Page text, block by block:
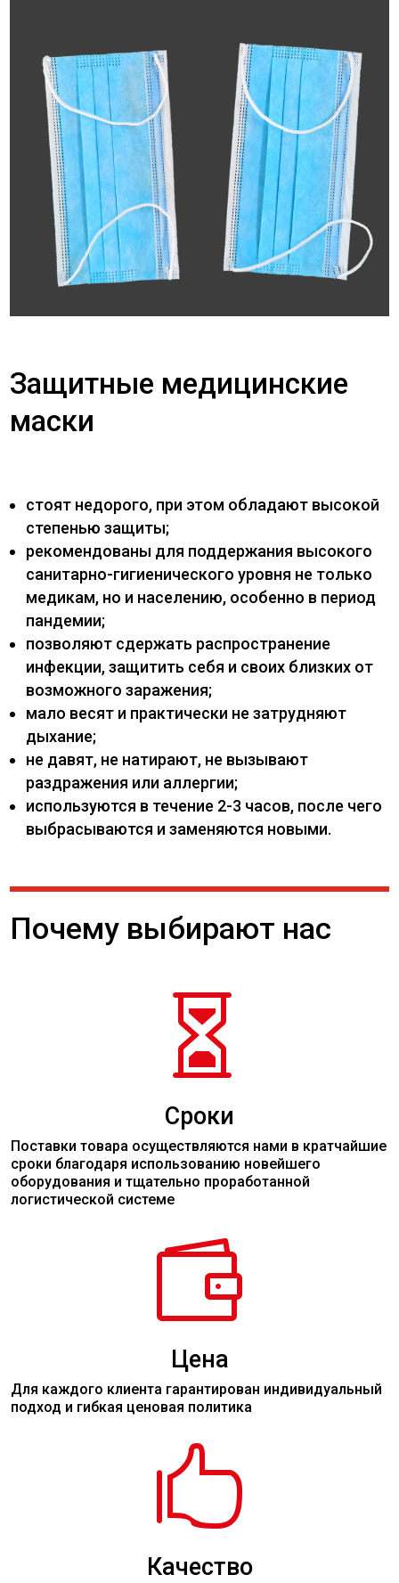
Защитные медицинские
маски
стоят недорого, при этом обладают высокой
степенью защиты;
рекомендованы для поддержания высокого
санитарно-гигиенического уровня не только
медикам, но и населению, особенно в период
пандемии;
позволяют сдержать распространение
инфекции, защитить себя и своих близких от
возможного заражения;
мало весят и практически не затрудняют
дыхание;
не давят, не натирают, не вызывают
раздражения или аллергии;
используются в течение 2-3 часов, после чего
выбрасываются и заменяются новыми.
Почему выбирают нас

Сроки
Поставки товара осуществляются нами в кратчайшие
сроки благодаря использованию новейшего
оборудования и тщательно проработанной
логистической системе

Цена
Для каждого клиента гарантирован индивидуальный
подход и гибкая ценовая политика

Качество